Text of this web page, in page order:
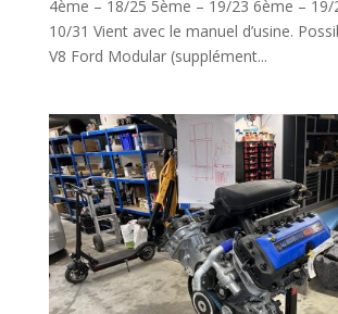
4ème – 18/25 5ème – 19/23 6ème – 19/
10/31 Vient avec le manuel d’usine.
V8 Ford Modular (supplément...